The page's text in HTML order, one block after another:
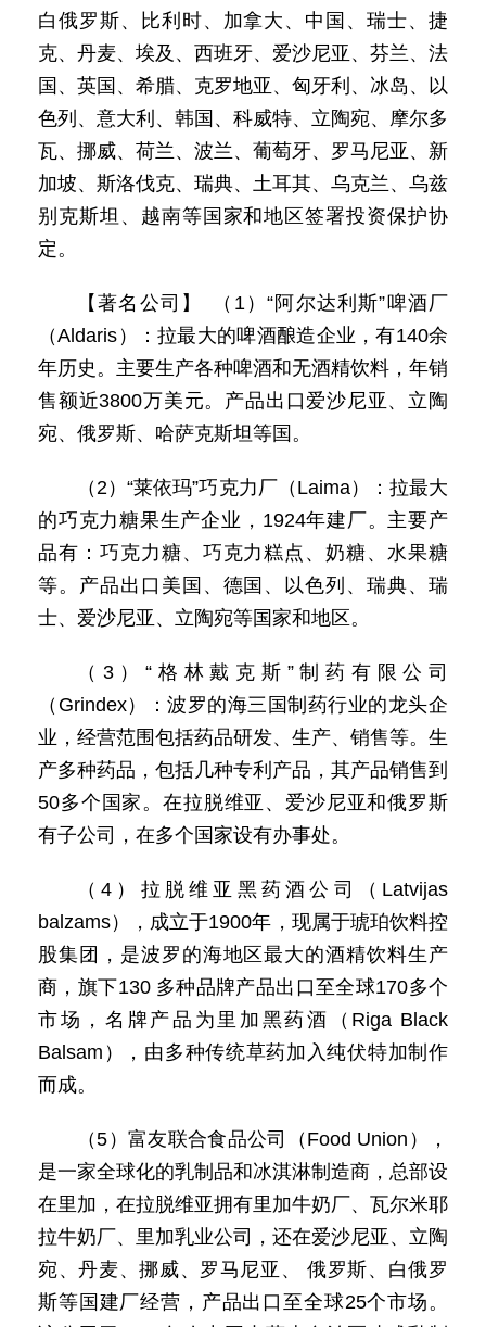
白俄罗斯、比利时、加拿大、中国、瑞士、捷
克、丹麦、埃及、西班牙、爱沙尼亚、芬兰、法
国、英国、希腊、克罗地亚、匈牙利、冰岛、以
色列、意大利、韩国、科威特、立陶宛、摩尔多
瓦、挪威、荷兰、波兰、葡萄牙、罗马尼亚、新
加坡、斯洛伐克、瑞典、土耳其、乌克兰、乌兹
别克斯坦、越南等国家和地区签署投资保护协
定。
【著名公司】 （1）“阿尔达利斯”啤酒厂
（Aldaris）：拉最大的啤酒酿造企业，有140余
年历史。主要生产各种啤酒和无酒精饮料，年销
售额近3800万美元。产品出口爱沙尼亚、立陶
宛、俄罗斯、哈萨克斯坦等国。
（2）“莱依玛”巧克力厂（Laima）：拉最大
的巧克力糖果生产企业，1924年建厂。主要产
品有：巧克力糖、巧克力糕点、奶糖、水果糖
等。产品出口美国、德国、以色列、瑞典、瑞
士、爱沙尼亚、立陶宛等国家和地区。
（3）“格林戴克斯”制药有限公司
（Grindex）：波罗的海三国制药行业的龙头企
业，经营范围包括药品研发、生产、销售等。生
产多种药品，包括几种专利产品，其产品销售到
50多个国家。在拉脱维亚、爱沙尼亚和俄罗斯
有子公司，在多个国家设有办事处。
（4）拉脱维亚黑药酒公司（Latvijas
balzams），成立于1900年，现属于琥珀饮料控
股集团，是波罗的海地区最大的酒精饮料生产
商，旗下130 多种品牌产品出口至全球170多个
市场，名牌产品为里加黑药酒（Riga Black
Balsam），由多种传统草药加入纯伏特加制作
而成。
（5）富友联合食品公司（Food Union），
是一家全球化的乳制品和冰淇淋制造商，总部设
在里加，在拉脱维亚拥有里加牛奶厂、瓦尔米耶
拉牛奶厂、里加乳业公司，还在爱沙尼亚、立陶
宛、丹麦、挪威、罗马尼亚、 俄罗斯、白俄罗
斯等国建厂经营，产品出口至全球25个市场。